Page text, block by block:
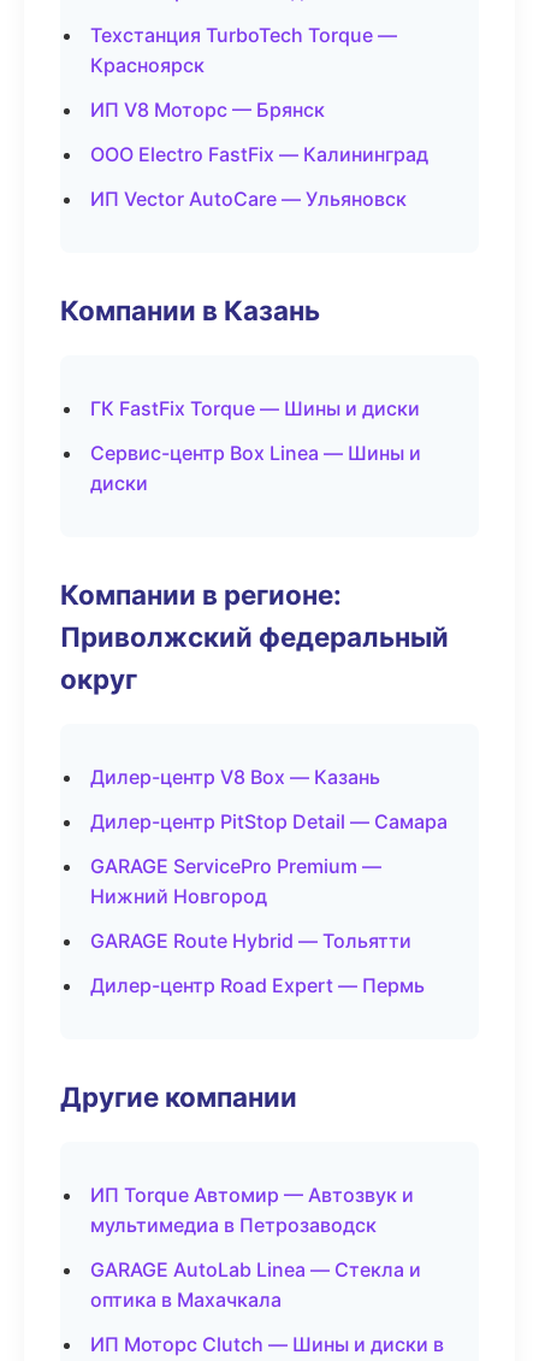
Техстанция TurboTech Torque —
Красноярск
ИП V8 Моторс — Брянск
ООО Electro FastFix — Калининград
ИП Vector AutoCare — Ульяновск
Компании в Казань
ГК FastFix Torque — Шины и диски
Сервис-центр Box Linea — Шины и
диски
Компании в регионе:
Приволжский федеральный
округ
Дилер-центр V8 Box — Казань
Дилер-центр PitStop Detail — Самара
GARAGE ServicePro Premium —
Нижний Новгород
GARAGE Route Hybrid — Тольятти
Дилер-центр Road Expert — Пермь
Другие компании
ИП Torque Автомир — Автозвук и
мультимедиа в Петрозаводск
GARAGE AutoLab Linea — Стекла и
оптика в Махачкала
ИП Моторс Clutch — Шины и диски в